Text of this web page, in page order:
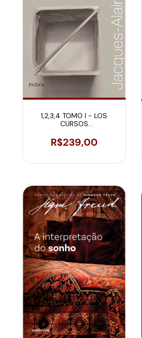
1,2,3,4 TOMO I - LOS
CURSOS
JACQUES-ALAIN MILLER
R$239,00